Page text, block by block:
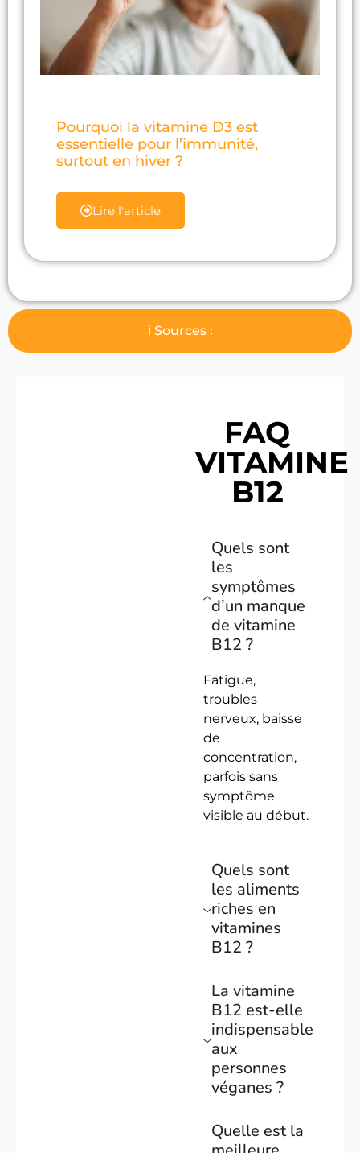
ℹ️ Sources :
Pourquoi la vitamine D3 est
essentielle pour l’immunité,
surtout en hiver ?
Lire l'article
FAQ
VITAMINE
B12
Quels sont
les
symptômes
d’un manque
de vitamine
B12 ?
Fatigue,
troubles
nerveux, baisse
de
concentration,
parfois sans
symptôme
visible au début.
Quels sont
les aliments
riches en
vitamines
B12 ?
La vitamine
B12 est-elle
indispensable
aux
personnes
véganes ?
Quelle est la